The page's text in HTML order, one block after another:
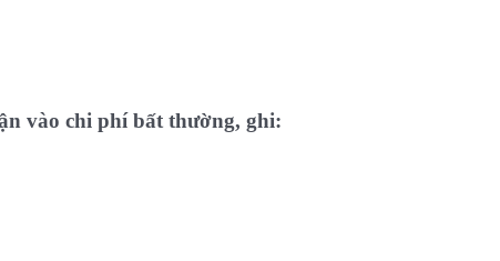
vào chi phí bất thường, ghi: